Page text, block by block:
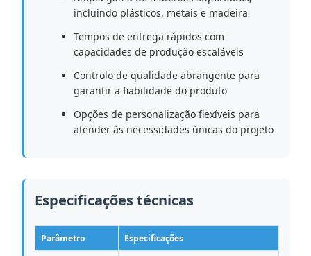
incluindo plásticos, metais e madeira
Tempos de entrega rápidos com
capacidades de produção escaláveis
Controlo de qualidade abrangente para
garantir a fiabilidade do produto
Opções de personalização flexíveis para
atender às necessidades únicas do projeto
Especificações técnicas
Parâmetro Especificações